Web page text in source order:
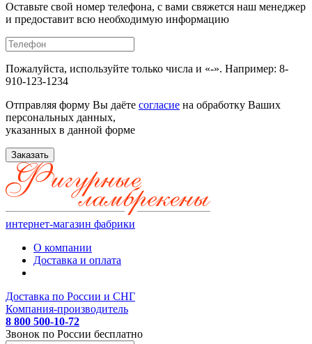
Оставьте свой номер телефона, с вами свяжется наш менеджер
и предоставит всю необходимую информацию
Пожалуйста, используйте только числа и «-». Например: 8-
910-123-1234
Отправляя форму Вы даёте согласие на обработку Ваших
персональных данных,
указанных в данной форме
Заказать
интернет-магазин фабрики
О компании
Доставка и оплата
Доставка по России и СНГ
Компания-производитель
8 800 500-10-72
Звонок по России бесплатно